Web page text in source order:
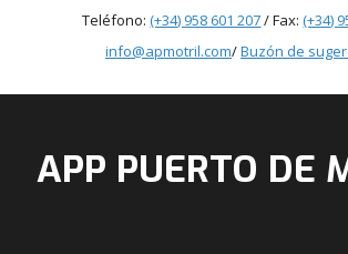
Teléfono:(+34) 958 601 207/ Fax:(+34)
info@apmotril.com/Buzón de
APP PUERTO DE